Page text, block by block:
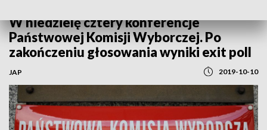
W niedzielę cztery konferencje
Państwowej Komisji Wyborczej. Po
zakończeniu głosowania wyniki exit poll
JAP 2019-10-10